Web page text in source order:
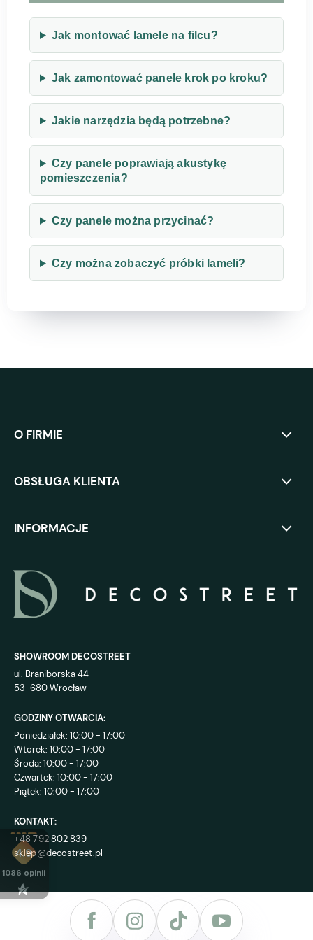
Jak montować lamele na filcu?
Jak zamontować panele krok po kroku?
Jakie narzędzia będą potrzebne?
Czy panele poprawiają akustykę
pomieszczenia?
Czy panele można przycinać?
Czy można zobaczyć próbki lameli?
O FIRMIE
OBSŁUGA KLIENTA
INFORMACJE
SHOWROOM DECOSTREET
ul. Braniborska 44
53-680 Wrocław
GODZINY OTWARCIA:
Poniedziałek: 10:00 - 17:00
Wtorek: 10:00 - 17:00
Środa: 10:00 - 17:00
Czwartek: 10:00 - 17:00
Piątek: 10:00 - 17:00
KONTAKT:
+48 792 802 839
sklep@decostreet.pl
4.9
1086 opinii